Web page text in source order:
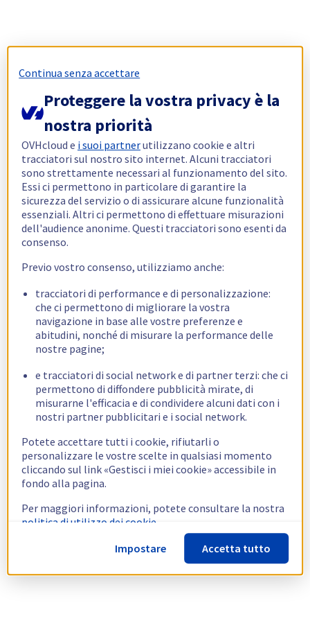
Continua senza accettare
Proteggere la vostra privacy è la
nostra priorità
OVHcloud e i suoi partnerutilizzano cookie e altri
tracciatori sul nostro sito internet. Alcuni tracciatori
sono strettamente necessari al funzionamento del sito.
Essi ci permettono in particolare di garantire la
sicurezza del servizio o di assicurare alcune funzionalità
essenziali. Altri ci permettono di effettuare misurazioni
dell'audience anonime. Questi tracciatori sono esenti da
consenso.
Previo vostro consenso, utilizziamo anche:
tracciatori di performance e di personalizzazione:
che ci permettono di migliorare la vostra
navigazione in base alle vostre preferenze e
abitudini, nonché di misurare la performance delle
nostre pagine;
e tracciatori di social network e di partner terzi: che ci
permettono di diffondere pubblicità mirate, di
misurarne l'efficacia e di condividere alcuni dati con i
nostri partner pubblicitari e i social network.
Potete accettare tutti i cookie, rifiutarli o
personalizzare le vostre scelte in qualsiasi momento
cliccando sul link «Gestisci i miei cookie» accessibile in
fondo alla pagina.
Per maggiori informazioni, potete consultare la nostra
politica di utilizzo dei cookie.
Impostare
Accetta tutto